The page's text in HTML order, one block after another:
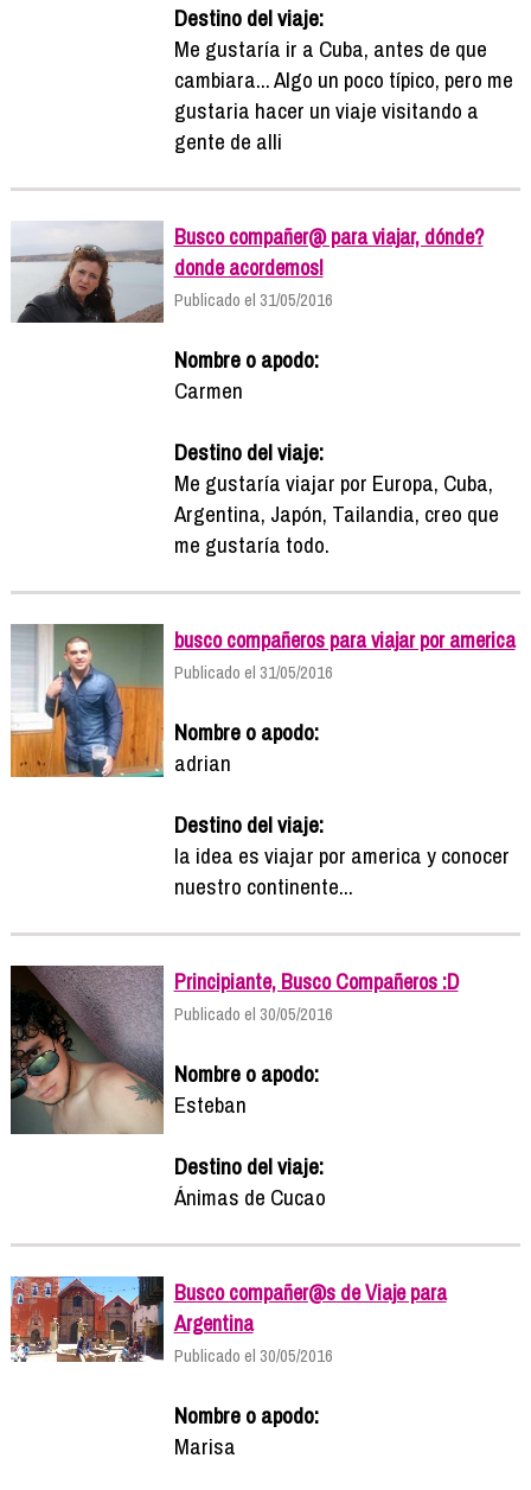
Destino del viaje:
Me gustaría ir a Cuba, antes de que
cambiara... Algo un poco típico, pero me
gustaria hacer un viaje visitando a
gente de alli
Busco compañer@ para viajar, dónde?
donde acordemos!
Publicado el 31/05/2016
Nombre o apodo:
Carmen
Destino del viaje:
Me gustaría viajar por Europa, Cuba,
Argentina, Japón, Tailandia, creo que
me gustaría todo.
busco compañeros para viajar por america
Publicado el 31/05/2016
Nombre o apodo:
adrian
Destino del viaje:
la idea es viajar por america y conocer
nuestro continente...
Principiante, Busco Compañeros :D
Publicado el 30/05/2016
Nombre o apodo:
Esteban
Destino del viaje:
Ánimas de Cucao
Busco compañer@s de Viaje para
Argentina
Publicado el 30/05/2016
Nombre o apodo:
Marisa